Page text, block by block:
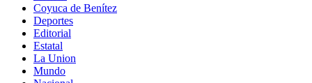
Coyuca de Benítez
Deportes
Editorial
Estatal
La Union
Mundo